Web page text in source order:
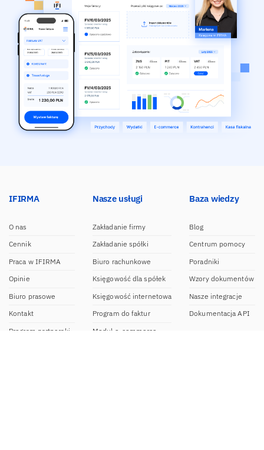
IFIRMA
O nas
Cennik
Praca w IFIRMA
Opinie
Biuro prasowe
Kontakt
Program partnerski
Nasze usługi
Zakładanie firmy
Zakładanie spółki
Biuro rachunkowe
Księgowość dla spółek
Księgowość internetowa
Program do faktur
Moduł e-commerce
Baza wiedzy
Blog
Centrum pomocy
Poradniki
Wzory dokumentów
Nasze integracje
Dokumentacja API